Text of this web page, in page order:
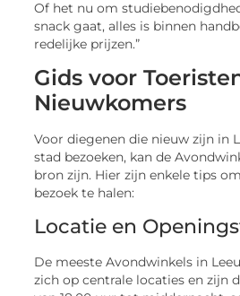
Of het nu om
snack gaat, alles is binnen
redelijke prijzen.”
Gids voor
Nieuwkomers
Voor diegenen die nieuw zijn in
stad bezoeken, kan de
bron zijn. Hier zijn enkele tips
bezoek te halen:
Locatie en
De meeste Avondwinkels in
zich op centrale locaties en zijn